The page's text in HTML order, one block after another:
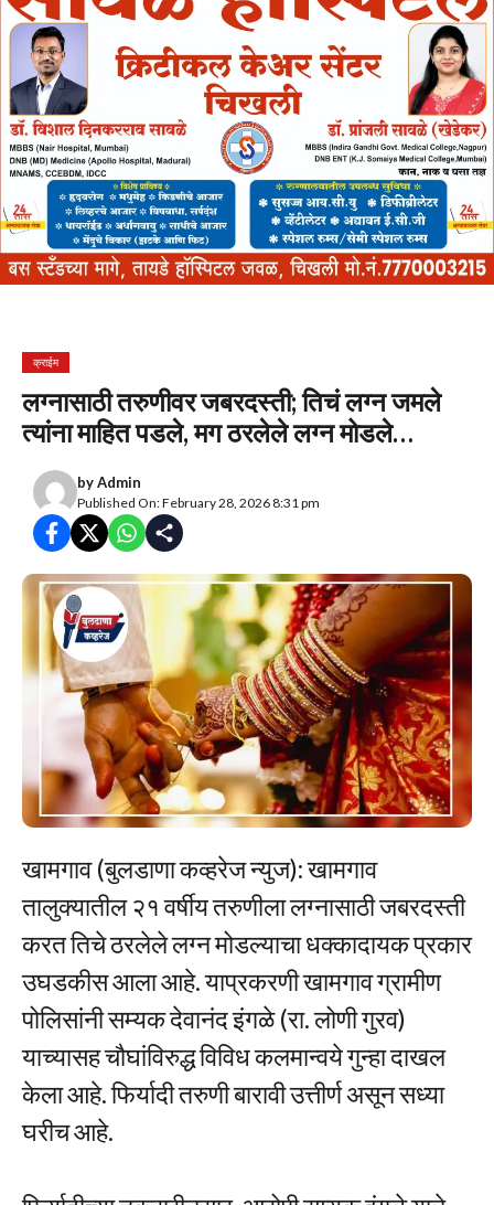
क्राईम
लग्नासाठी तरुणीवर जबरदस्ती; तिचं लग्न जमले
त्यांना माहित पडले, मग ठरलेले लग्न मोडले…
byAdmin
Published On: February 28, 2026 8:31 pm
खामगाव (बुलडाणा कव्हरेज न्युज): खामगाव
तालुक्यातील २१ वर्षीय तरुणीला लग्नासाठी जबरदस्ती
करत तिचे ठरलेले लग्न मोडल्याचा धक्कादायक प्रकार
उघडकीस आला आहे. याप्रकरणी खामगाव ग्रामीण
पोलिसांनी सम्यक देवानंद इंगळे (रा. लोणी गुरव)
याच्यासह चौघांविरुद्ध विविध कलमान्वये गुन्हा दाखल
केला आहे. फिर्यादी तरुणी बारावी उत्तीर्ण असून सध्या
घरीच आहे.